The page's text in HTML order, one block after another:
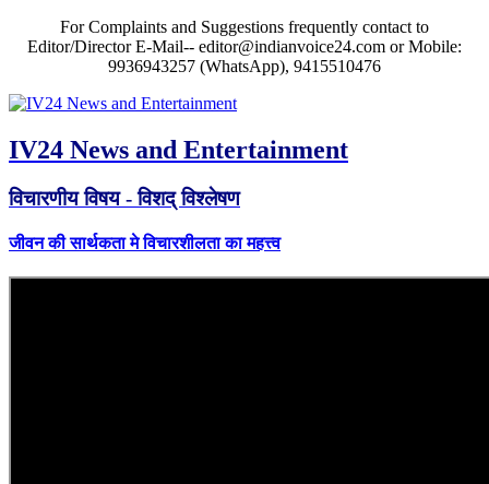
For Complaints and Suggestions frequently contact to
Editor/Director E-Mail-- editor@indianvoice24.com or Mobile:
9936943257 (WhatsApp), 9415510476
IV24 News and Entertainment
विचारणीय विषय - विशद् विश्लेषण
जीवन की सार्थकता मे विचारशीलता का महत्त्व